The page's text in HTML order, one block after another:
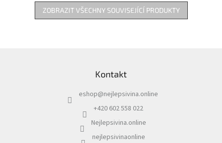
ZOBRAZIT VŠECHNY SOUVISEJÍCÍ PRODUKTY
Kontakt
eshop@nejlepsivina.online
+420 602 558 022
Nejlepsivina.online
nejlepsivinaonline